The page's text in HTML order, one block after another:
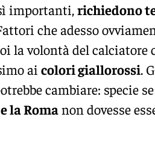
importanti,richiedono
che adesso
la volontà del calciatore
ai colori giallorossi.
cambiare: specie
la Romanon dovesse